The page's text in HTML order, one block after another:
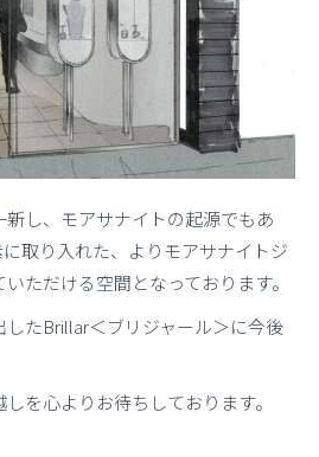
し、モアサナイトの起源でもあ
取り入れた、よりモアサナイトジ
ただける空間となっております。
たBrillar＜ブリジャール＞に今後
を心よりお待ちしております。